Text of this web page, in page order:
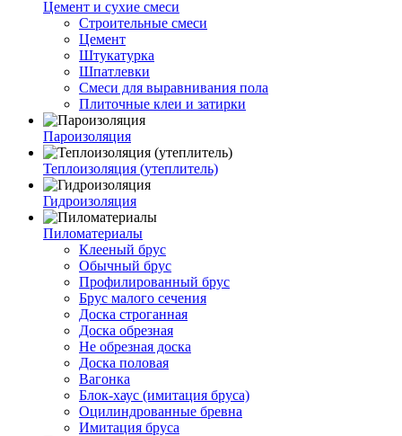
Цемент и сухие смеси
Строительные смеси
Цемент
Штукатурка
Шпатлевки
Смеси для выравнивания пола
Плиточные клеи и затирки
Пароизоляция
Теплоизоляция (утеплитель)
Гидроизоляция
Пиломатериалы
Клееный брус
Обычный брус
Профилированный брус
Брус малого сечения
Доска строганная
Доска обрезная
Не обрезная доска
Доска половая
Вагонка
Блок-хаус (имитация бруса)
Оцилиндрованные бревна
Имитация бруса